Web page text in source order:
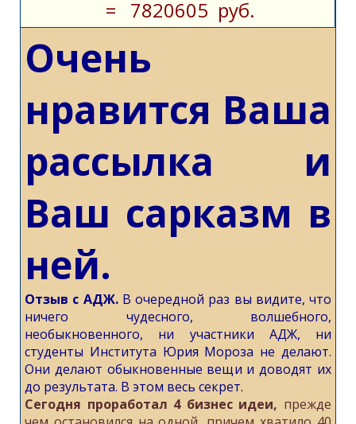
= 7820605 руб.
Очень
нравится Ваша
рассылка и
Ваш сарказм в
ней.
Отзыв с АДЖ.В очередной раз вы видите, что
ничего чудесного, волшебного,
необыкновенного, ни участники АДЖ, ни
студенты Института Юрия Мороза не делают.
Они делают обыкновенные вещи и доводят их
до результата. В этом весь секрет.
Сегодня проработал 4 бизнес идеи, прежде